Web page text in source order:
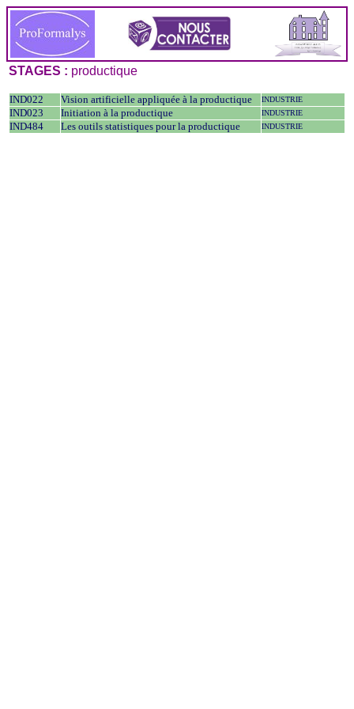
STAGES : productique
IND022 Vision artificielle appliquée à la productique INDUSTRIE
IND023 Initiation à la productique INDUSTRIE
IND484 Les outils statistiques pour la productique INDUSTRIE